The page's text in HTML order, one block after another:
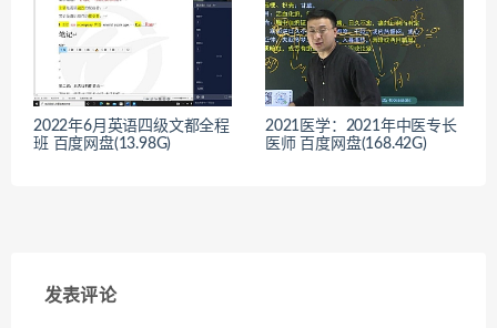
2022年6月英语四级文都全程
班 百度网盘(13.98G)
2021医学：2021年中医专长
医师 百度网盘(168.42G)
发表评论